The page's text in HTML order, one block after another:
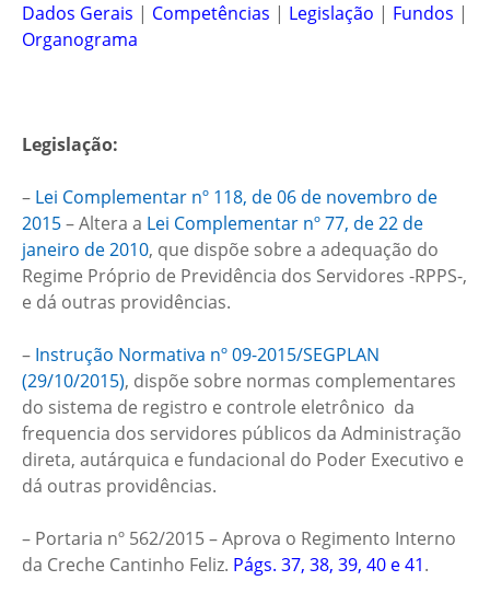
Dados Gerais | Competências | Legislação | Fundos |
Organograma
Legislação:
– Lei Complementar nº 118, de 06 de novembro de
2015– Altera a Lei Complementar nº 77, de 22 de
janeiro de 2010, que dispõe sobre a adequação do
Regime Próprio de Previdência dos Servidores -RPPS-,
e dá outras providências.
– Instrução Normativa nº 09-2015/SEGPLAN
(29/10/2015), dispõe sobre normas complementares
do sistema de registro e controle eletrônico da
frequencia dos servidores públicos da Administração
direta, autárquica e fundacional do Poder Executivo e
dá outras providências.
– Portaria nº 562/2015 – Aprova o Regimento Interno
da Creche Cantinho Feliz. Págs. 37, 38, 39, 40 e41.